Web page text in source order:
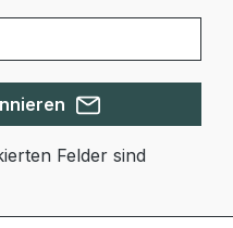
Felder sind